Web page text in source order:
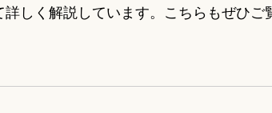
しく解説しています。こちらもぜひご